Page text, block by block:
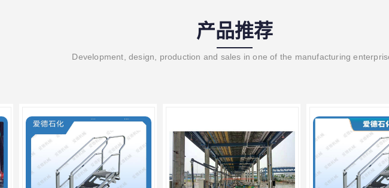
产品推荐
Development, design, production and sales in one of the manufacturing